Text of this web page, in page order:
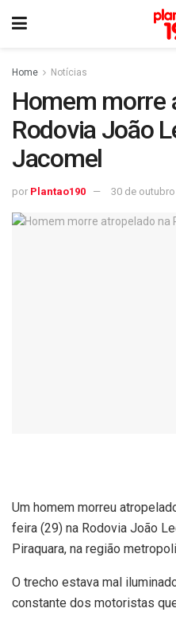
Home Notícias
Homem morre
Rodovia João
Jacomel
por Plantao190 30 de
Um homem morreu
feira (29) na Rodovia João
Piraquara, na região
O trecho estava mal
constante dos motoristas